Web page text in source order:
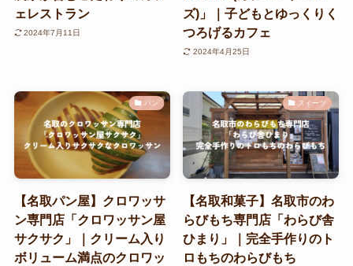
ェレストラン
2024年7月11日
ズ)」｜子どもとゆっくりく
つろげるカフェ
2024年4月25日
パン
【名取パン屋】クロワッサ
ン専門店「クロワッサン屋
サクサク」｜クリーム入り
ボリューム満点のクロワッ
スイーツ
【名取和菓子】名取市のわ
らびもち専門店「わらび舎
ひまり」｜完全手作りのト
ロもちのわらびもち